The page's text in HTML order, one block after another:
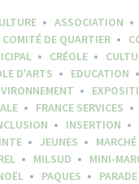
ASSOCIATION
COMITÉ DE QUARTIER
CRÉOLE
D'ARTS EDUCATION
FRANCE SERVICES
INSERTION
JEUNES
MARCHÉ
MILSUD
MINI-
PAQUES PARADE